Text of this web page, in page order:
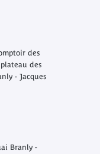
des
des
- Jacques
Branly -